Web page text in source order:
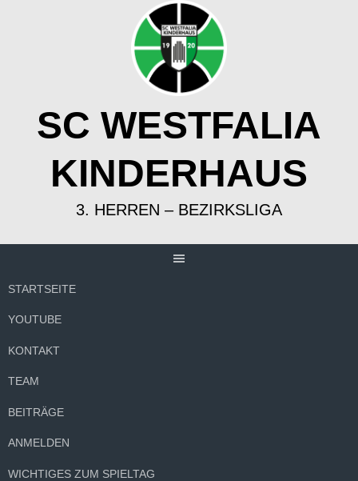
SC WESTFALIA
KINDERHAUS
3. HERREN – BEZIRKSLIGA
STARTSEITE
YOUTUBE
KONTAKT
TEAM
BEITRÄGE
ANMELDEN
WICHTIGES ZUM SPIELTAG